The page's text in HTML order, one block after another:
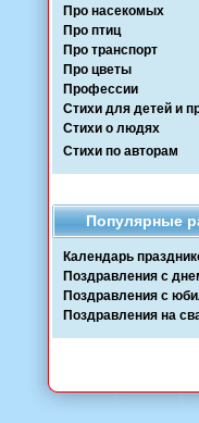
Про насекомых
Про птиц
Про транспорт
Про цветы
Профессии
Стихи для детей и
Стихи о людях
Стихи по авторам
Популярные
Календарь
Поздравления с
Поздравления с
Поздравления на